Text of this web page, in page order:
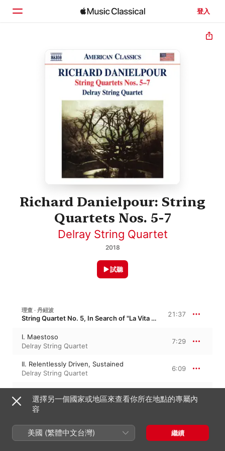
登入
Richard Danielpour: String
Quartets Nos. 5-7
Delray String Quartet
2018
試聽
理查 ‧ 丹紐波
String Quartet No. 5, In Search of "La Vita Nuova" 21:37
I. Maestoso
Delray String Quartet
7:29
II. Relentlessly Driven, Sustained
Delray String Quartet
6:09
III. Adagio, cantabile
Delray String Quartet
7:58
理查 ‧ 丹紐波
第六號弦樂四重奏, Addio 28:25
選擇另一個國家或地區來查看你所在地點的專屬內
容
美國 (繁體中文台灣) 繼續